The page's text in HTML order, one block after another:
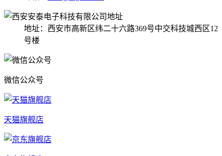
地址：西安市高新区纬二十六路369号中交科技城西区12
号楼
微信公众号
天猫旗舰店